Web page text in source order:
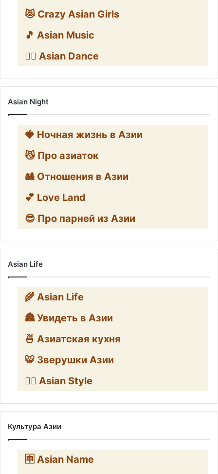
😻 Crazy Asian Girls
🎵 Asian Music
👯‍♀️ Asian Dance
Asian Night
🍓 Ночная жизнь в Азии
😼 Про азиаток
🎎 Отношения в Азии
💕 Love Land
😎 Про парней из Азии
Asian Life
🌾 Asian Life
🏯 Увидеть в Азии
🍜 Азиатская кухня
🐯 Зверушки Азии
🧛‍♂️ Asian Style
Культура Азии
🈸 Asian Name